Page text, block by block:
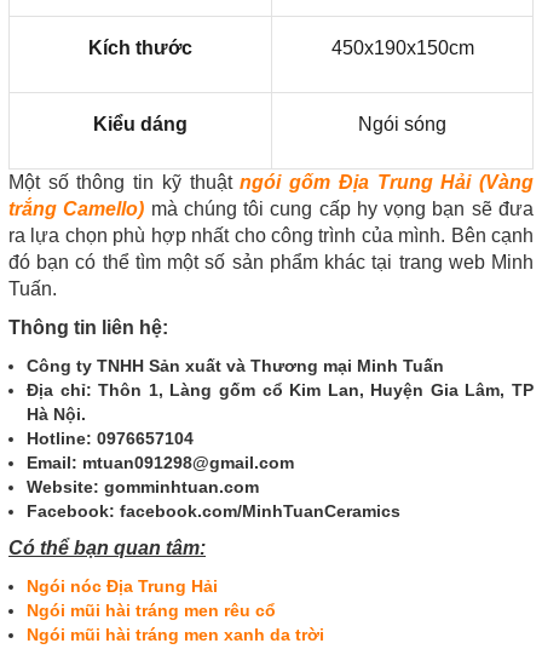
Kích thước 450x190x150cm
Kiểu dáng Ngói sóng
Một số thông tin kỹ thuậtngói gốm Địa Trung Hải (Vàng
trắng Camello) mà chúng tôi cung cấp hy vọng bạn sẽ đưa
ra lựa chọn phù hợp nhất cho công trình của mình. Bên cạnh
đó bạn có thể tìm một số sản phẩm khác tại trang web Minh
Tuấn.
Thông tin liên hệ:
Công ty TNHH Sản xuất và Thương mại Minh Tuấn
Địa chỉ: Thôn 1, Làng gốm cổ Kim Lan, Huyện Gia Lâm, TP
Hà Nội.
Hotline: 0976657104
Email: mtuan091298@gmail.com
Website: gomminhtuan.com
Facebook: facebook.com/MinhTuanCeramics
Có thể bạn quan tâm:
Ngói nóc Địa Trung Hải
Ngói mũi hài tráng men rêu cổ
Ngói mũi hài tráng men xanh da trời